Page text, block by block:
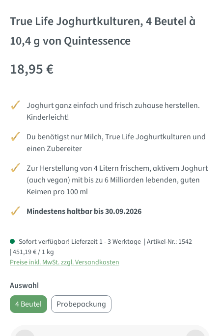
True Life Joghurtkulturen, 4 Beutel à
10,4 g von Quintessence
18,95 €
Joghurt ganz einfach und frisch zuhause herstellen.
Kinderleicht!
Du benötigst nur Milch, True Life Joghurtkulturen und
einen Zubereiter
Zur Herstellung von 4 Litern frischem, aktivem Joghurt
(auch vegan) mit bis zu 6 Milliarden lebenden, guten
Keimen pro 100 ml
Mindestens haltbar bis 30.09.2026
Sofort verfügbar! Lieferzeit 1 - 3 Werktage | Artikel-Nr.: 1542
| 451,19 € / 1 kg
Preise inkl. MwSt. zzgl. Versandkosten
Auswahl
4 Beutel
Probepackung
Produkt Anzahl: Gib den gewünschten Wert ein oder